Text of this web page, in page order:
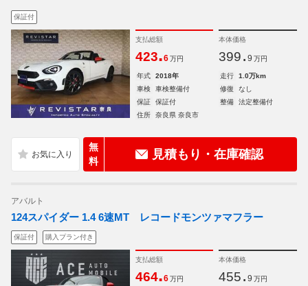
保証付
支払総額
423.6 万円
本体価格
399. 9 万円
年式 2018年 走行
1.0万km
車検
車検整備付 修復
なし
保証
保証付 整備
法定整備付
住所
奈良県 奈良市
無
料
見積もり・在庫確認
アバルト
124スパイダー 1.4 6速MT レコードモンツァマフラー
保証付 購入プラン付き
支払総額
464.6 万円
本体価格
455. 9 万円